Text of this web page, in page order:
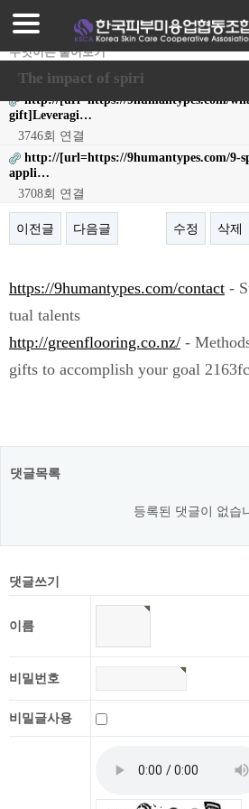
로그인 회원가입
조합가입안내
조합가입혜택
프로그램안내
매장찾기
자료실
무엇이든 물어보기
The impact of spiri
http://[url=https://9humantypes.com/
gift]Leveragi…
3746회 연결
http://[url=https://9humantypes.com/9-
appli…
3708회 연결
이전글 다음글 수정 삭제
https://9humantypes.com/contact -
tual talents
http://greenflooring.co.nz/ -
gifts to accomplish your goal
댓글목록
등록된 댓글이 없습
댓글쓰기
이름
비밀번호
비밀글사용